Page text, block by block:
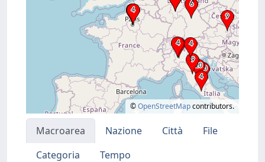
©OpenStreetMapcontributors.
Macroarea Nazione Città
File
Categoria
Tempo